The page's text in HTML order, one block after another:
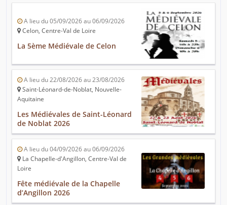
A lieu du 05/09/2026 au 06/09/2026
Celon, Centre-Val de Loire
La 5ème Médiévale de Celon
A lieu du 22/08/2026 au 23/08/2026
Saint-Léonard-de-Noblat, Nouvelle-
Aquitaine
Les Médiévales de Saint-Léonard
de Noblat 2026
A lieu du 04/09/2026 au 06/09/2026
La Chapelle-d'Angillon, Centre-Val de
Loire
Fête médiévale de la Chapelle
d’Angillon 2026